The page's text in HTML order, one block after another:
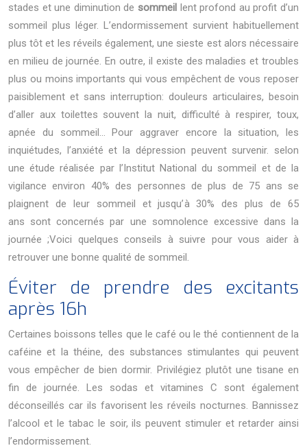
stades et une diminution de sommeil lent profond au profit d’un
sommeil plus léger. L’endormissement survient habituellement
plus tôt et les réveils également, une sieste est alors nécessaire
en milieu de journée. En outre, il existe des maladies et troubles
plus ou moins importants qui vous empêchent de vous reposer
paisiblement et sans interruption: douleurs articulaires, besoin
d’aller aux toilettes souvent la nuit, difficulté à respirer, toux,
apnée du sommeil… Pour aggraver encore la situation, les
inquiétudes, l’anxiété et la dépression peuvent survenir. selon
une étude réalisée par l’Institut National du sommeil et de la
vigilance environ 40% des personnes de plus de 75 ans se
plaignent de leur sommeil et jusqu’à 30% des plus de 65
ans sont concernés par une somnolence excessive dans la
journée ;Voici quelques conseils à suivre pour vous aider à
retrouver une bonne qualité de sommeil.
Éviter de prendre des excitants
après 16h
Certaines boissons telles que le café ou le thé contiennent de la
caféine et la théine, des substances stimulantes qui peuvent
vous empêcher de bien dormir. Privilégiez plutôt une tisane en
fin de journée. Les sodas et vitamines C sont également
déconseillés car ils favorisent les réveils nocturnes. Bannissez
l’alcool et le tabac le soir, ils peuvent stimuler et retarder ainsi
l’endormissement.